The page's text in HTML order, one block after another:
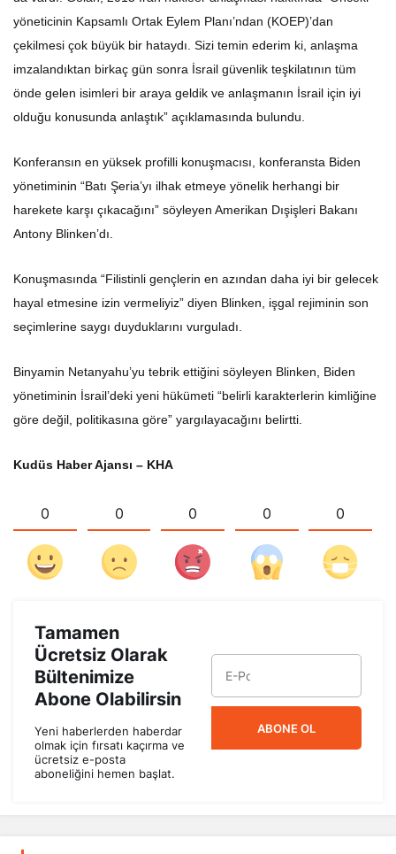
yöneticinin Kapsamlı Ortak Eylem Planı’ndan (KOEP)’dan
çekilmesi çok büyük bir hataydı. Sizi temin ederim ki, anlaşma
imzalandıktan birkaç gün sonra İsrail güvenlik teşkilatının tüm
önde gelen isimleri bir araya geldik ve anlaşmanın İsrail için iyi
olduğu konusunda anlaştık” açıklamasında bulundu.
Konferansın en yüksek profilli konuşmacısı, konferansta Biden
yönetiminin “Batı Şeria’yı ilhak etmeye yönelik herhangi bir
harekete karşı çıkacağını” söyleyen Amerikan Dışişleri Bakanı
Antony Blinken’dı.
Konuşmasında “Filistinli gençlerin en azından daha iyi bir gelecek
hayal etmesine izin vermeliyiz” diyen Blinken, işgal rejiminin son
seçimlerine saygı duyduklarını vurguladı.
Binyamin Netanyahu’yu tebrik ettiğini söyleyen Blinken, Biden
yönetiminin İsrail’deki yeni hükümeti “belirli karakterlerin kimliğine
göre değil, politikasına göre” yargılayacağını belirtti.
Kudüs Haber Ajansı – KHA
0 0 0 0 0
Tamamen
Ücretsiz Olarak
Bültenimize
Abone Olabilirsin
Yeni haberlerden haberdar
olmak için fırsatı kaçırma ve
ücretsiz e-posta
aboneliğini hemen başlat.
ABONE OL